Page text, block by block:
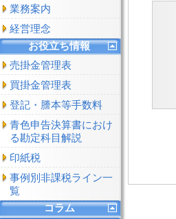
業務案内
経営理念
お役立ち情報
売掛金管理表
買掛金管理表
登記・謄本等手数料
青色申告決算書におけ
る勘定科目解説
印紙税
事例別非課税ライン一
覧
コラム